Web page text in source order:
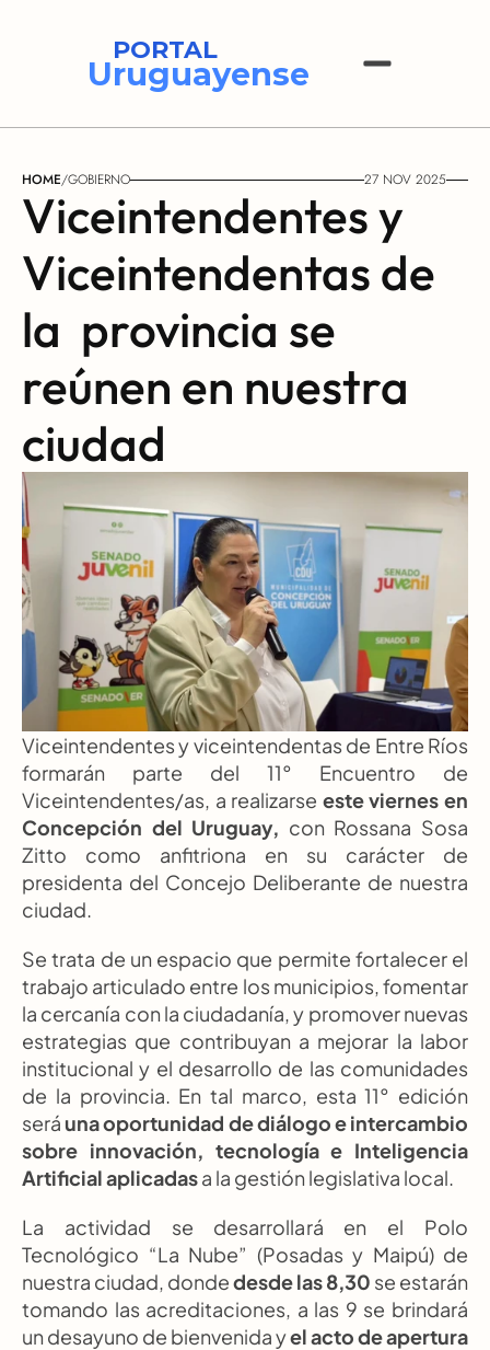
PORTAL
Uruguayense
HOME/GOBIERNO 27 NOV 2025
Viceintendentes y
Viceintendentas de
la  provincia se
reúnen en nuestra
ciudad
Viceintendentes y viceintendentas de Entre Ríos
formarán parte del 11° Encuentro de
Viceintendentes/as, a realizarse este viernes en
Concepción del Uruguay, con Rossana Sosa
Zitto como anfitriona en su carácter de
presidenta del Concejo Deliberante de nuestra
ciudad.
Se trata de un espacio que permite fortalecer el
trabajo articulado entre los municipios, fomentar
la cercanía con la ciudadanía, y promover nuevas
estrategias que contribuyan a mejorar la labor
institucional y el desarrollo de las comunidades
de la provincia. En tal marco, esta 11° edición
será una oportunidad de diálogo e intercambio
sobre innovación, tecnología e Inteligencia
Artificial aplicadas a la gestión legislativa local.
La actividad se desarrollará en el Polo
Tecnológico “La Nube” (Posadas y Maipú) de
nuestra ciudad, donde desde las 8,30 se estarán
tomando las acreditaciones, a las 9 se brindará
un desayuno de bienvenida y el acto de apertura